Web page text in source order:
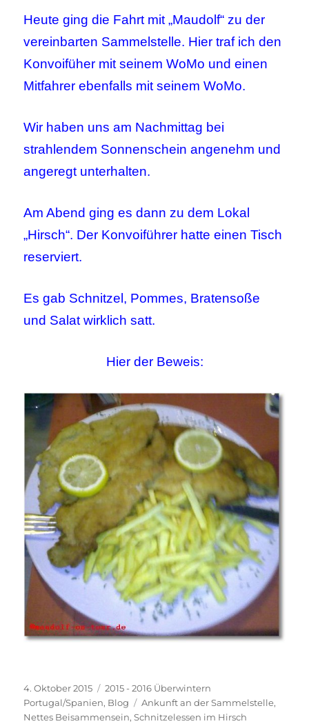
Heute ging die Fahrt mit „Maudolf“ zu der
vereinbarten Sammelstelle. Hier traf ich den
Konvoifüher mit seinem WoMo und einen
Mitfahrer ebenfalls mit seinem WoMo.
Wir haben uns am Nachmittag bei
strahlendem Sonnenschein angenehm und
angeregt unterhalten.
Am Abend ging es dann zu dem Lokal
„Hirsch“. Der Konvoiführer hatte einen Tisch
reserviert.
Es gab Schnitzel, Pommes, Bratensoße
und Salat wirklich satt.
Hier der Beweis:
Veröffentlicht
am
4. Oktober 2015 Kategorien
2015 - 2016 Überwintern
Portugal/Spanien, Blog Schlagwörter
Ankunft an der Sammelstelle,
Nettes Beisammensein,Schnitzelessen im Hirsch